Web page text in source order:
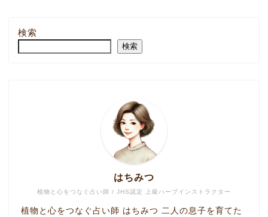
検索
検索
植物と心をつなぐ占い師 / JHS認定 上級ハーブインストラクター
はちみつ
植物と心をつなぐ占い師 はちみつ 二人の息子を育てた